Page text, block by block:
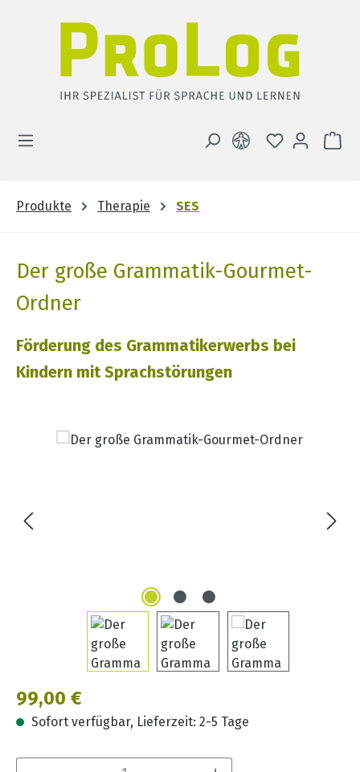
DU HAST 0
Produkte Therapie SES
Der große Grammatik-Gourmet-
Ordner
Förderung des Grammatikerwerbs bei
Kindern mit Sprachstörungen
Bildergalerie überspringen
Regulärer Preis:
99,00 €
Sofort verfügbar, Lieferzeit: 2-5 Tage